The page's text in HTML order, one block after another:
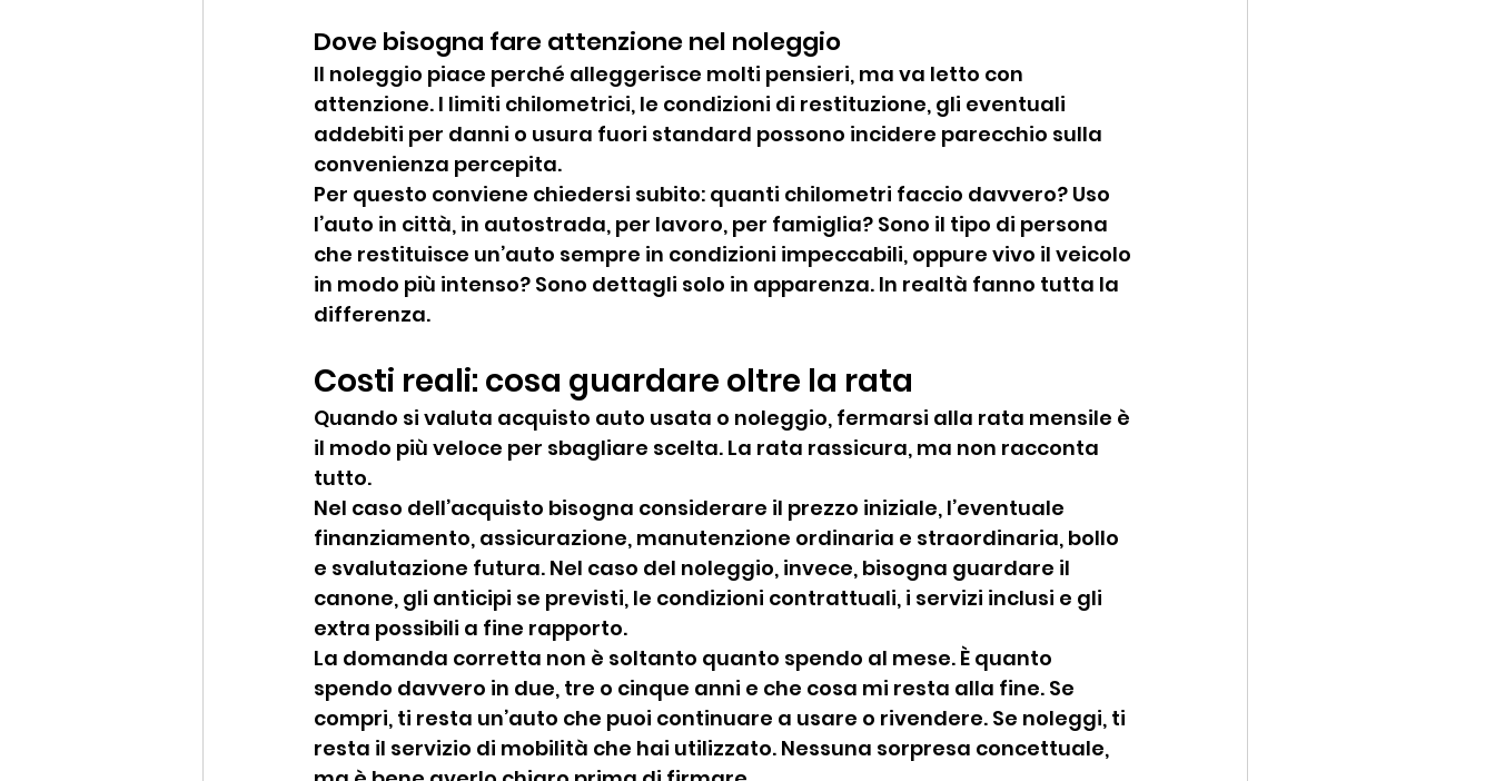
Dove bisogna fare attenzione nel noleggio
Il noleggio piace perché alleggerisce molti pensieri, ma va letto con
attenzione. I limiti chilometrici, le condizioni di restituzione, gli eventuali
addebiti per danni o usura fuori standard possono incidere parecchio sulla
convenienza percepita.
Per questo conviene chiedersi subito: quanti chilometri faccio davvero? Uso
l’auto in città, in autostrada, per lavoro, per famiglia? Sono il tipo di persona
che restituisce un’auto sempre in condizioni impeccabili, oppure vivo il veicolo
in modo più intenso? Sono dettagli solo in apparenza. In realtà fanno tutta la
differenza.
Costi reali: cosa guardare oltre la rata
Quando si valuta acquisto auto usata o noleggio, fermarsi alla rata mensile è
il modo più veloce per sbagliare scelta. La rata rassicura, ma non racconta
tutto.
Nel caso dell’acquisto bisogna considerare il prezzo iniziale, l’eventuale
finanziamento, assicurazione, manutenzione ordinaria e straordinaria, bollo
e svalutazione futura. Nel caso del noleggio, invece, bisogna guardare il
canone, gli anticipi se previsti, le condizioni contrattuali, i servizi inclusi e gli
extra possibili a fine rapporto.
La domanda corretta non è soltanto quanto spendo al mese. È quanto
spendo davvero in due, tre o cinque anni e che cosa mi resta alla fine. Se
compri, ti resta un’auto che puoi continuare a usare o rivendere. Se noleggi, ti
resta il servizio di mobilità che hai utilizzato. Nessuna sorpresa concettuale,